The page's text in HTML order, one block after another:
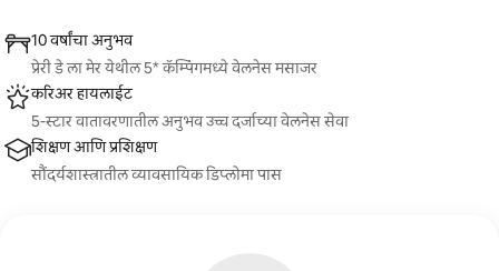
10 वर्षांचा अनुभव
प्रेरी डे ला मेर येथील 5* कॅम्पिंगमध्ये वेलनेस मसाजर
करिअर हायलाईट
5-स्टार वातावरणातील अनुभव उच्च दर्जाच्या वेलनेस सेवा
शिक्षण आणि प्रशिक्षण
सौंदर्यशास्त्रातील व्यावसायिक डिप्लोमा पास